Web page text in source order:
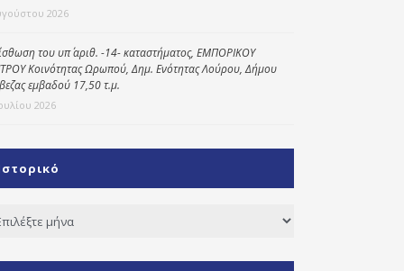
2026
του υπ΄ αριθ. -14- καταστήματος, ΕΜΠΟΡΙΚΟΥ
Κοινότητας Ωρωπού, Δημ. Ενότητας Λούρου, Δήμου
εμβαδού 17,50 τ.μ.
2026